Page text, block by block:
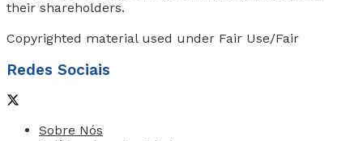
their shareholders.
Copyrighted material used under Fair Use/Fair
Redes Sociais
Sobre Nós